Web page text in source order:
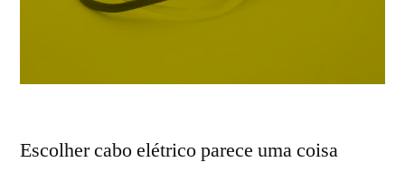
Escolher cabo elétrico parece uma coisa